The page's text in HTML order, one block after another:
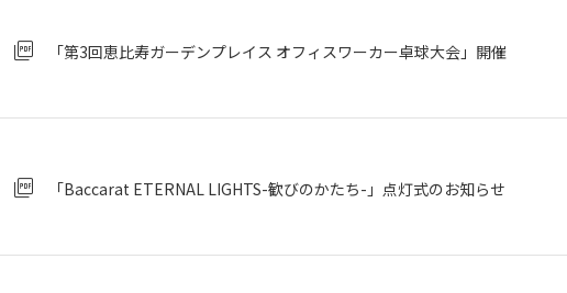
「第3回恵比寿ガーデンプレイス オフィスワーカー卓球大会」開催
「Baccarat ETERNAL LIGHTS-歓びのかたち-」点灯式のお知らせ